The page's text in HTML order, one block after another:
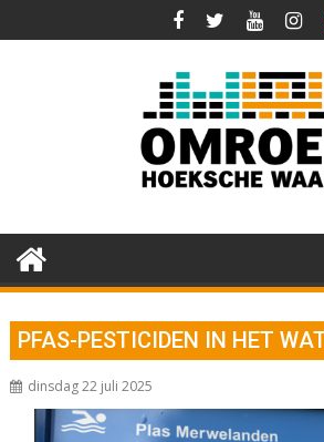
naar
PFAS-PESTICIDEN IN HET
dinsdag 22 juli 2025